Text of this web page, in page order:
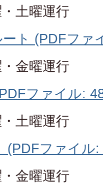
土曜運行
ト (PDFファ
金曜運行
ファイル:
土曜運行
(PDFファイル
金曜運行